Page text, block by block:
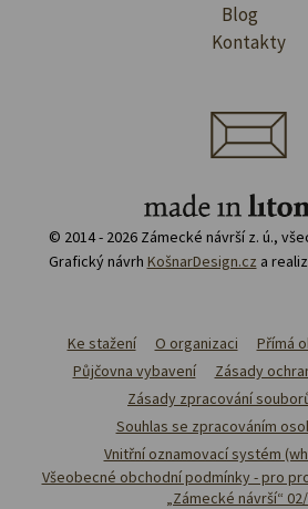
Blog
Kontakty
© 2014 - 2026 Zámecké návrší z. ú.,
Grafický návrh KošnarDesign.cz a
Ke stažení O organizaci
Přímá
Půjčovna vybavení
Zásady
Zásady zpracování
Souhlas se zpracováním
Vnitřní oznamovací systém
Všeobecné obchodní podmínky - pro
„Zámecké návrší“